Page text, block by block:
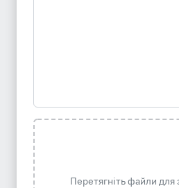
Перетягніть файли